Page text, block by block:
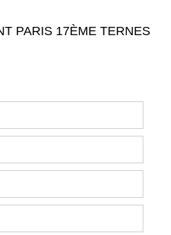
PARIS 17ÈME TERNES